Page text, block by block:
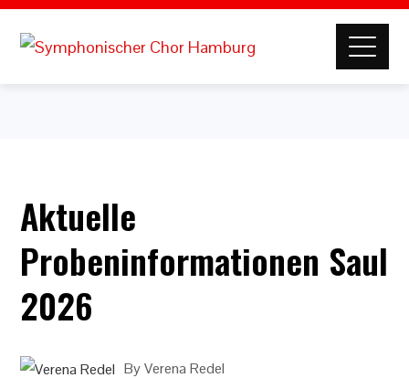
Aktuelle
Probeninformationen Saul
2026
ByVerena Redel